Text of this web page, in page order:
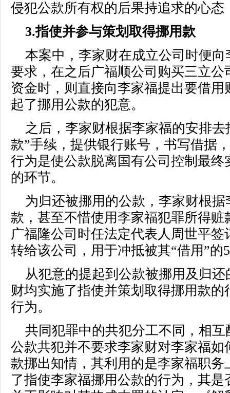
侵犯公款所有权的后果持追求的心态
3.指使并参与策划取得挪用款
本案中，李家财在成立公司时便
要求，在之后广福顺公司购买三立
资金时，则直接向李家福提出要借
起了挪用公款的犯意。
之后，李家财根据李家福的安排
款”手续，提供银行账号，书写借据
行为是使公款脱离国有公司控制最
的环节。
为归还被挪用的公款，李家财根
款，甚至不惜使用李家福犯罪所得赃
广福隆公司时任法定代表人周世平
转给该公司，用于冲抵被其“借用”的
从犯意的提起到公款被挪用及归
财均实施了指使并策划取得挪用款
行为。
共同犯罪中的共犯分工不同，相
公款共犯并不要求李家财对李家福
款挪出知情，其利用的是李家福职
了指使李家福挪用公款的行为，其